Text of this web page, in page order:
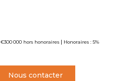
€300 000 hors honoraires | Honoraires : 5%
Nous contacter